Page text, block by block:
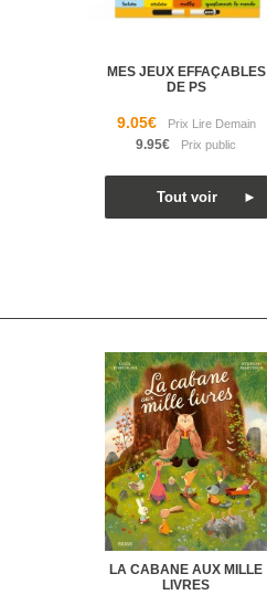
MES JEUX EFFAÇABLES
DE PS
9.05€
9.95€
LA CABANE AUX MILLE
LIVRES